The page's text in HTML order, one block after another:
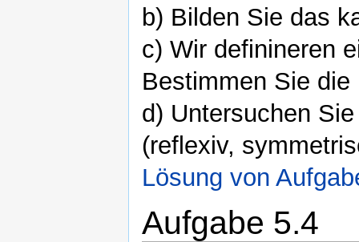
b) Bilden Sie das
c) Wir definineren
Bestimmen Sie
d) Untersuchen
(reflexiv,
Lösung von
Aufgabe 5.4